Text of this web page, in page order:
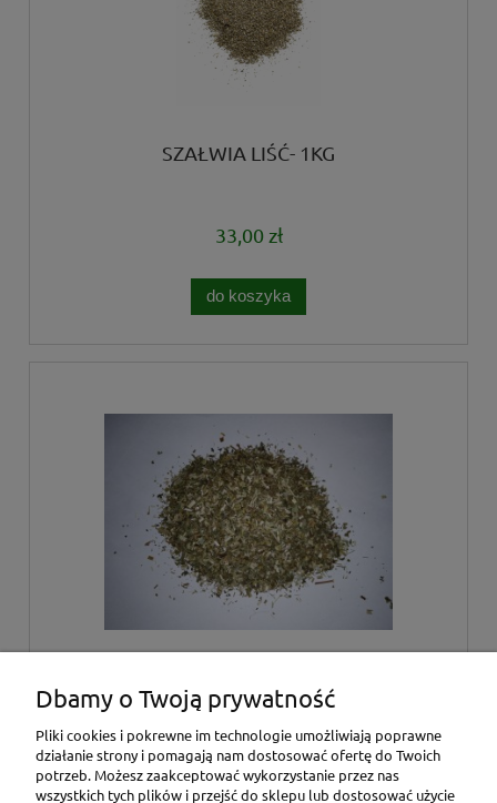
SZAŁWIA LIŚĆ- 1KG
33,00 zł
do koszyka
30,00 zł
Dbamy o Twoją prywatność
Pliki cookies i pokrewne im technologie umożliwiają poprawne
działanie strony i pomagają nam dostosować ofertę do Twoich
potrzeb. Możesz zaakceptować wykorzystanie przez nas
wszystkich tych plików i przejść do sklepu lub dostosować użycie